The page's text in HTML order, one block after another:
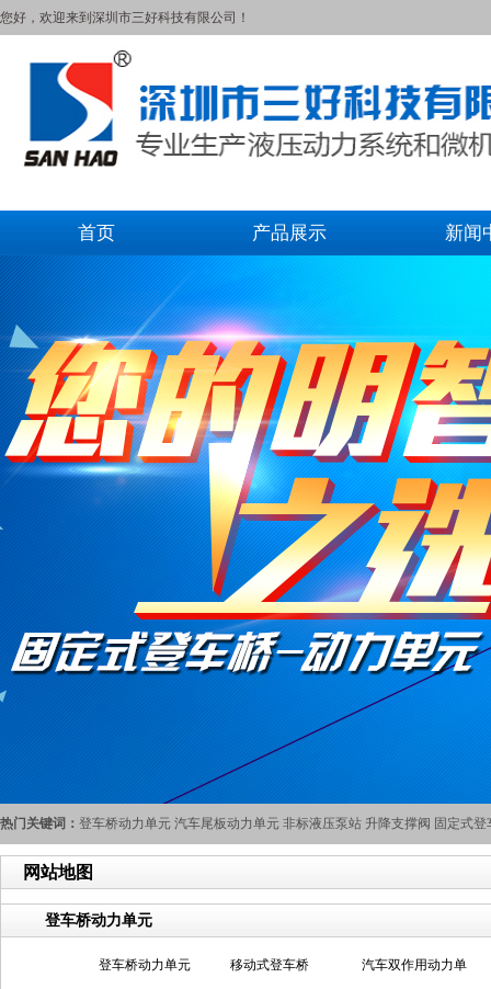
您好，欢迎来到深圳市三好科技有限公司！
首页 产品展示 新闻
热门关键词： 登车桥动力单元 汽车尾板动力单元 非标液压泵站 升降支撑阀 固定式
网站地图
登车桥动力单元
登车桥动力单元 移动式登车桥 汽车双作用动力单